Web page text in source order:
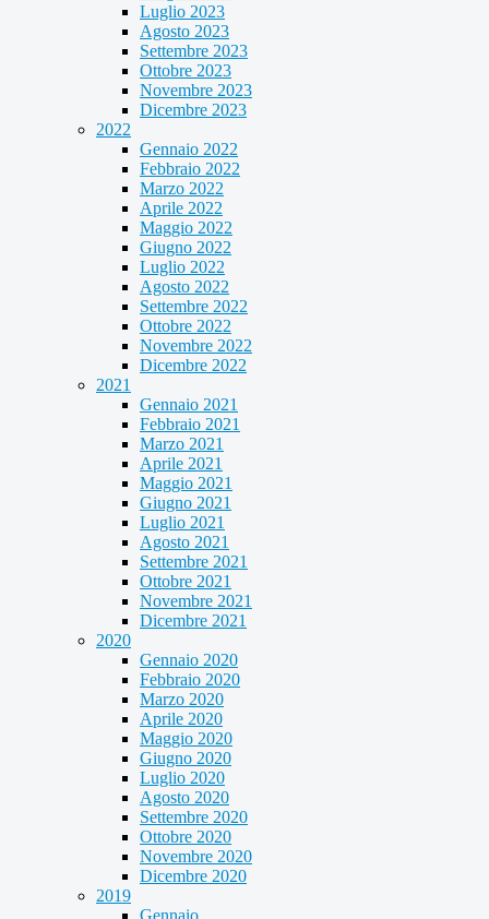
Luglio 2023
Agosto 2023
Settembre 2023
Ottobre 2023
Novembre 2023
Dicembre 2023
2022
Gennaio 2022
Febbraio 2022
Marzo 2022
Aprile 2022
Maggio 2022
Giugno 2022
Luglio 2022
Agosto 2022
Settembre 2022
Ottobre 2022
Novembre 2022
Dicembre 2022
2021
Gennaio 2021
Febbraio 2021
Marzo 2021
Aprile 2021
Maggio 2021
Giugno 2021
Luglio 2021
Agosto 2021
Settembre 2021
Ottobre 2021
Novembre 2021
Dicembre 2021
2020
Gennaio 2020
Febbraio 2020
Marzo 2020
Aprile 2020
Maggio 2020
Giugno 2020
Luglio 2020
Agosto 2020
Settembre 2020
Ottobre 2020
Novembre 2020
Dicembre 2020
2019
Gennaio